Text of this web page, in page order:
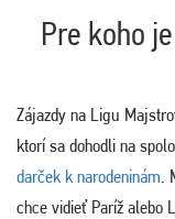
Pre koho
Zájazdy na Ligu
ktorí sa dohodli na
darček k narodeninám.
chce vidieť Paríž alebo